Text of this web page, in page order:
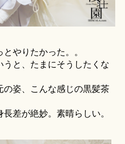
やりたかった。。
うと、たまにそうしたくな
の姿、こんな感じの黒髪茶
差が絶妙。素晴らしい。